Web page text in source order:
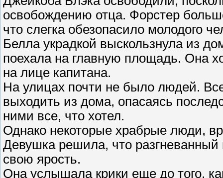
освобождению отца. Форстер
что слегка обезопасило молодого
Белла украдкой выскользнула из
поехала на главную площадь. Она
на лице капитана.
На улицах почти не было людей.
выходить из дома, опасаясь
ними все, что хотел.
Однако некоторые храбрые люди,
Девушка решила, что разгневанный
свою ярость.
Она услышала крики еще до того,